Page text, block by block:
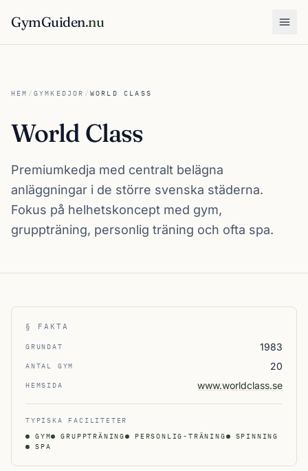
GymGuiden.nu
HEM / GYMKEDJOR / WORLD CLASS
World Class
Premiumkedja med centralt belägna
anläggningar i de större svenska städerna.
Fokus på helhetskoncept med gym,
gruppträning, personlig träning och ofta spa.
§ FAKTA
GRUNDAT 1983
ANTAL GYM 20
HEMSIDA www.worldclass.se
TYPISKA FACILITETER
GYM
GRUPPTRÄNING PERSONLIG-TRÄNING
SPINNING
SPA